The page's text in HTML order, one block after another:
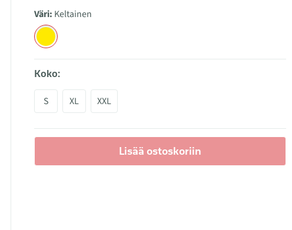
Väri: Keltainen
Koko:
S XL XXL
Lisää ostoskoriin